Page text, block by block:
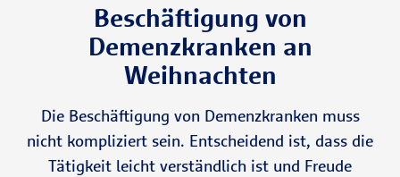
Beschäftigung von
Demenzkranken an
Weihnachten
Die Beschäftigung von Demenzkranken muss
nicht kompliziert sein. Entscheidend ist, dass die
Tätigkeit leicht verständlich ist und Freude